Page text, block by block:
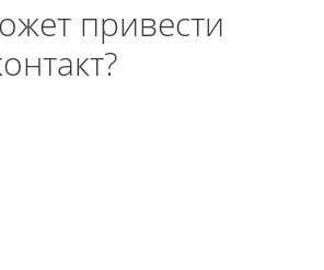
привести